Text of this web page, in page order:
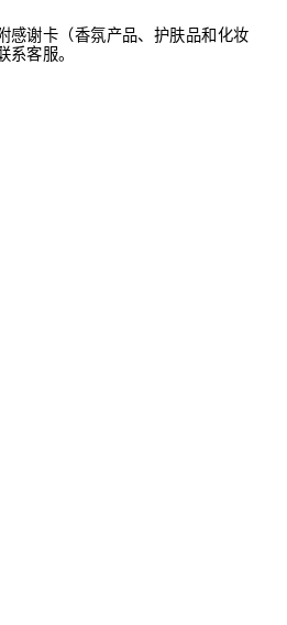
感谢卡（香氛产品、护肤品和化妆
客服。